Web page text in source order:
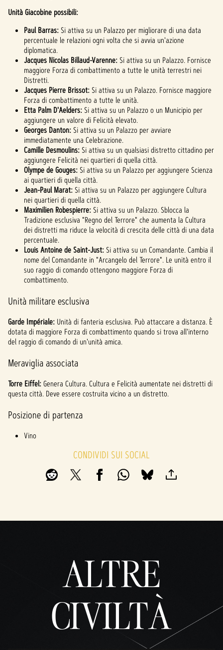
Unità Giacobine possibili:
Paul Barras: Si attiva su un Palazzo per migliorare di una data
percentuale le relazioni ogni volta che si avvia un'azione
diplomatica.
Jacques Nicolas Billaud-Varenne: Si attiva su un Palazzo. Fornisce
maggiore Forza di combattimento a tutte le unità terrestri nei
Distretti.
Jacques Pierre Brissot: Si attiva su un Palazzo. Fornisce maggiore
Forza di combattimento a tutte le unità.
Etta Palm D'Aelders: Si attiva su un Palazzo o un Municipio per
aggiungere un valore di Felicità elevato.
Georges Danton: Si attiva su un Palazzo per avviare
immediatamente una Celebrazione.
Camille Desmoulins: Si attiva su un qualsiasi distretto cittadino per
aggiungere Felicità nei quartieri di quella città.
Olympe de Gouges: Si attiva su un Palazzo per aggiungere Scienza
ai quartieri di quella città.
Jean-Paul Marat: Si attiva su un Palazzo per aggiungere Cultura
nei quartieri di quella città.
Maximilien Robespierre: Si attiva su un Palazzo. Sblocca la
Tradizione esclusiva "Regno del Terrore" che aumenta la Cultura
dei distretti ma riduce la velocità di crescita delle città di una data
percentuale.
Louis Antoine de Saint-Just: Si attiva su un Comandante. Cambia il
nome del Comandante in "Arcangelo del Terrore". Le unità entro il
suo raggio di comando ottengono maggiore Forza di
combattimento.
Unità militare esclusiva
Garde Impériale: Unità di fanteria esclusiva. Può attaccare a distanza. È
dotata di maggiore Forza di combattimento quando si trova all'interno
del raggio di comando di un'unità amica.
Meraviglia associata
Torre Eiffel:Genera Cultura. Cultura e Felicità aumentate nei distretti di
questa città. Deve essere costruita vicino a un distretto.
Posizione di partenza
Vino
CONDIVIDI SUI SOCIAL
ALTRE
CIVILTÀ